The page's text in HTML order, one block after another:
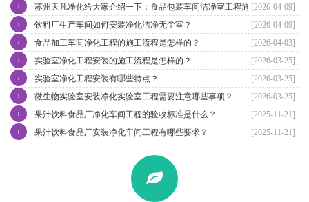
[2026-04-09]
苏州天凡净化给大家介绍一下：食品包装车间洁净室工程施工技术要
点？
›
[2026-04-09]
饮料厂生产车间如何安装净化洁净无尘室？
›
[2026-04-03]
食品加工车间净化工程的施工流程是怎样的？
›
[2026-03-25]
实验室净化工程安装的施工流程是怎样的？
›
[2026-03-25]
实验室净化工程安装有哪些特点？
›
[2026-03-25]
微生物实验室安装净化实验室工程需要注意哪些事项？
›
[2025-11-21]
果汁饮料食品厂净化车间工程的验收标准是什么？
›
[2025-11-21]
果汁饮料食品厂安装净化车间工程有哪些要求？
›